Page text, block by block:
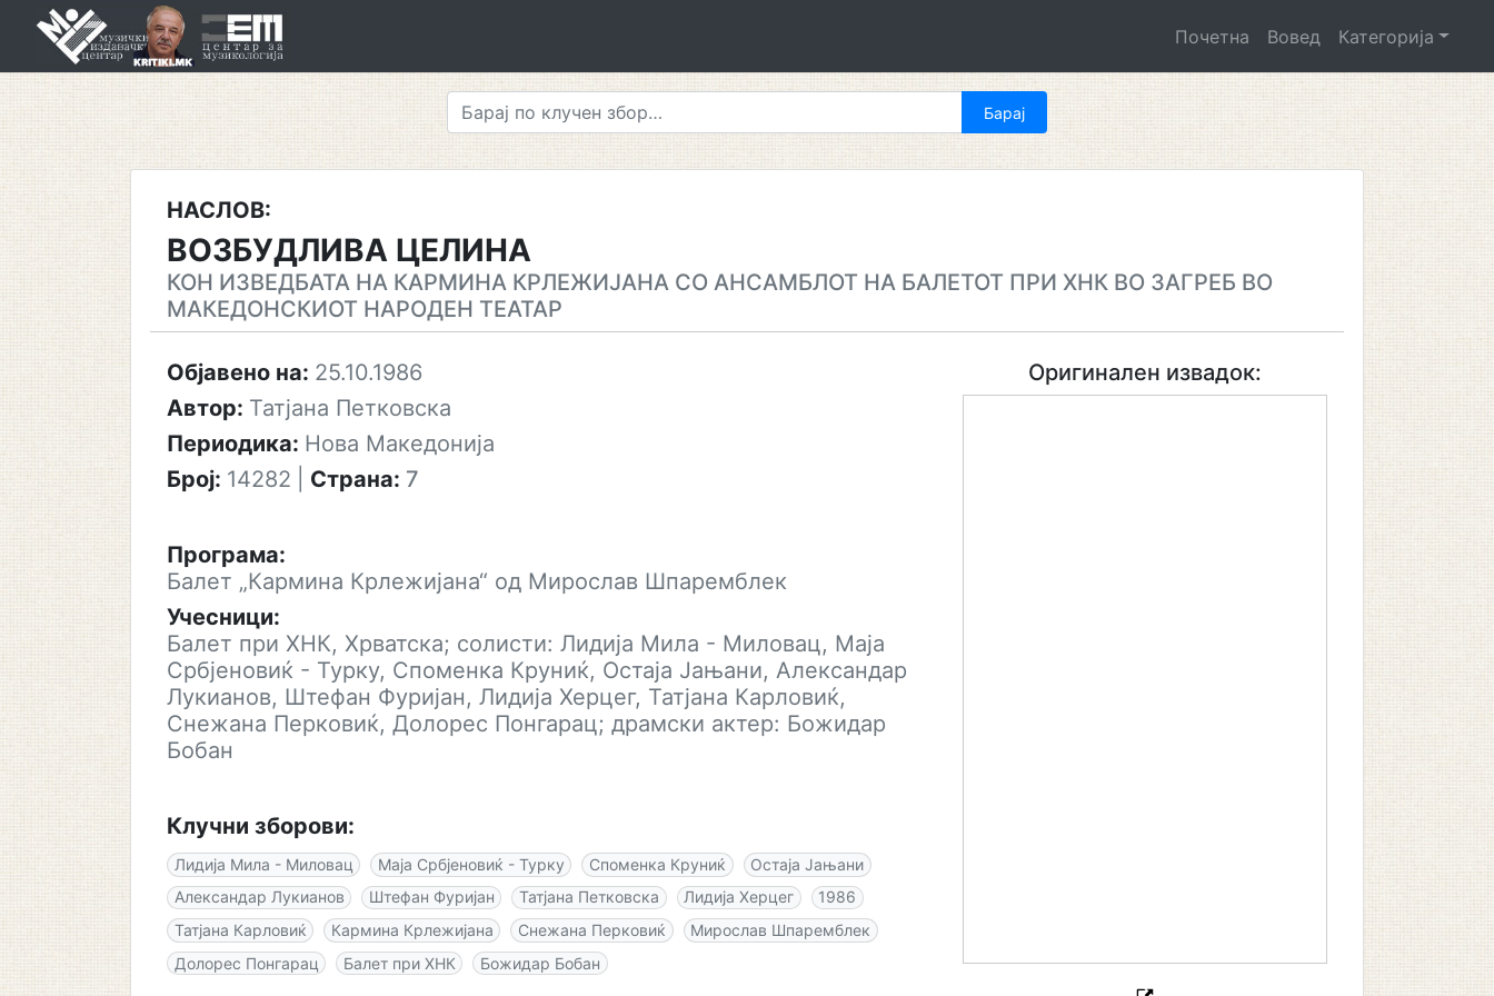
Почетна Вовед Категорија
НАСЛОВ:
ВОЗБУДЛИВА ЦЕЛИНА
КОН ИЗВЕДБАТА НА КАРМИНА КРЛЕЖИЈАНА СО АНСАМБЛОТ НА БАЛЕТОТ ПРИ ХНК ВО ЗАГРЕБ ВО
МАКЕДОНСКИОТ НАРОДЕН ТЕАТАР
Објавено на: 25.10.1986
Автор: Татјана Петковска
Периодика: Нова Македонија
Број: 14282 Страна: 7
Програма:
Балет „Кармина Крлежијана“ од Мирослав Шпаремблек
Учесници:
Балет при ХНК, Хрватска; солисти: Лидија Мила - Миловац, Маја
Србјеновиќ - Турку, Споменка Круниќ, Остаја Јањани, Александар
Лукианов, Штефан Фуријан, Лидија Херцег, Татјана Карловиќ,
Снежана Перковиќ, Долорес Понгарац; драмски актер: Божидар
Бобан
Клучни зборови:
Лидија Мила - Миловац Маја Србјеновиќ - Турку Споменка Круниќ
Остаја Јањани
Александар Лукианов
Штефан Фуријан Татјана Петковска Лидија Херцег
1986
Татјана Карловиќ
Кармина Крлежијана Снежана Перковиќ
Мирослав Шпаремблек
Долорес Понгарац
Балет при ХНК Божидар Бобан
Оригинален извадок: